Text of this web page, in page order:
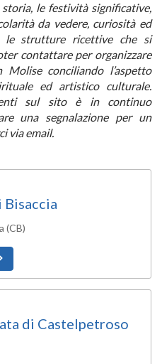
le festività significative,
da vedere, curiosità ed
le strutture ricettive che si
contattare per organizzare
conciliando l’aspetto
ed artistico culturale.
sul sito è in continuo
una segnalazione per un
via email.
Bisaccia
(CB)
di Castelpetroso